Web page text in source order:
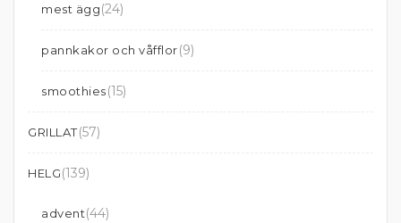
mest ägg(24)
pannkakor och våfflor(9)
smoothies(15)
GRILLAT(57)
HELG(139)
advent(44)